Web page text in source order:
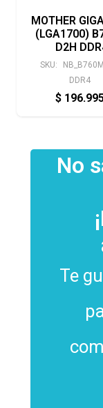
MOTHER
(LGA1700)
D2H
SKU:
DDR4
$
No
Te